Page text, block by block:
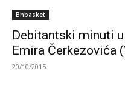
Bhbasket
Debitantski minuti
Emira Čerkezovića
20/10/2015